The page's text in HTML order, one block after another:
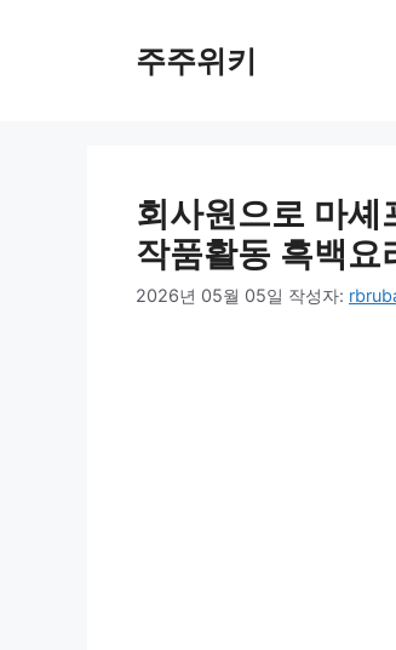
주주위키
회사원으로 마셰
작품활동 흑백요
2026년 05월 05일 작성자: